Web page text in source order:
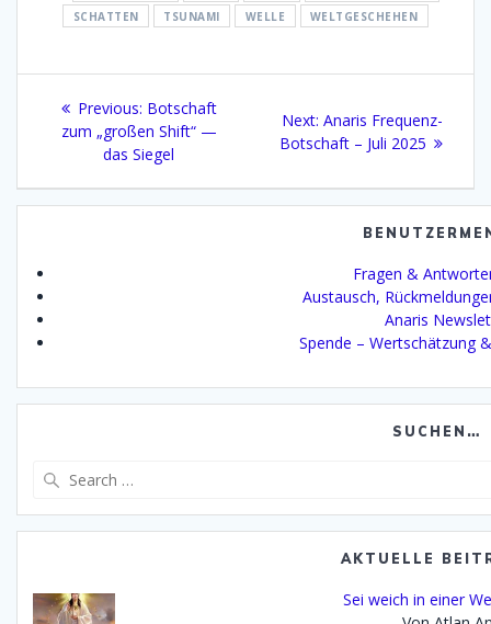
SCHATTEN
TSUNAMI WELLE WELTGESCHEHEN
Beitragsnavigation
Previous: Previous
post:
Botschaft
zum „großen Shift“ —
das Siegel
Next: Next
post:
Anaris Frequenz-
Botschaft – Juli 2025
Fragen &
Austausch,
Anaris
Spende – Wertschätzung
SUCHEN…
AKTUELLE
Sei weich in einer